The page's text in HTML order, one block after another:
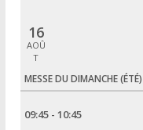
16
AOÛ
T
MESSE DU DIMANCHE (ÉTÉ)
09:45 - 10:45